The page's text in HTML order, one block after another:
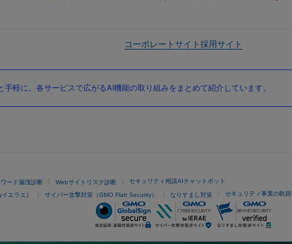
コーポレートサイト採用サイト
軽に。各サービスで広がるAI機能の取り組みをまとめて紹介しています。
ワード漏洩診断 Webサイトリスク診断 セキュリティ相談AIチャットボット
エラエ） サイバー攻撃対策（GMO Flatt Security） なりすまし対策 セキュリティ事業の軌跡